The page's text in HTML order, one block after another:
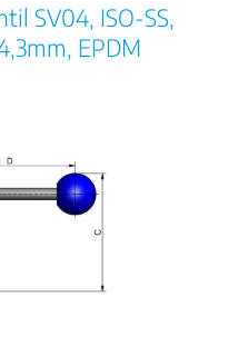
SV04, ISO-SS,
EPDM